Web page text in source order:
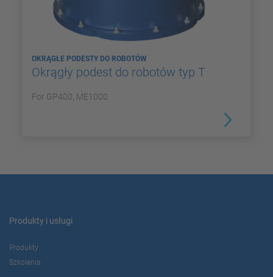
OKRĄGŁE PODESTY DO ROBOTÓW
Okrągły podest do robotów typ T
For GP400, ME1000
Produkty i usługi
Produkty
Szkolenia